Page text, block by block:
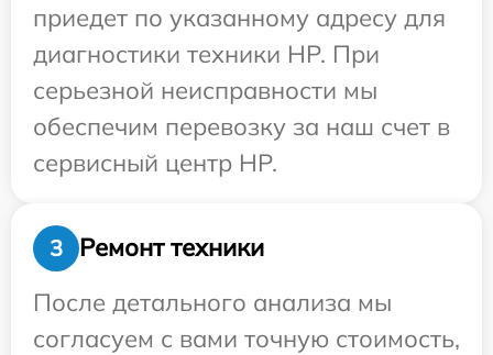
приедет по указанному адресу для
диагностики техники HP. При
серьезной неисправности мы
обеспечим перевозку за наш счет в
сервисный центр HP.
3
Ремонт техники
После детального анализа мы
согласуем с вами точную стоимость,